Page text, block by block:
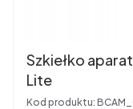
Szkiełko
Lite
Kod produktu: